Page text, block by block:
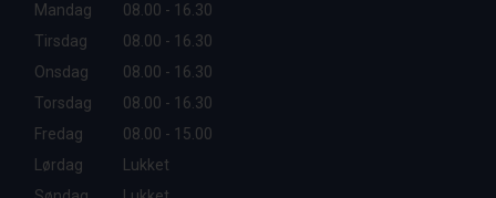
Mandag
08.00 - 16.30
Tirsdag
08.00 - 16.30
Onsdag
08.00 - 16.30
Torsdag
08.00 - 16.30
Fredag
08.00 - 15.00
Lørdag
Lukket